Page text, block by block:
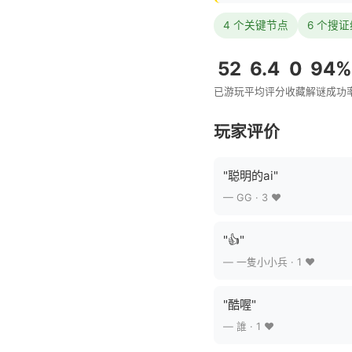
4 个关键节点 6 个搜证
52
已游玩
6.4
平均评分
0
收藏
94%
解谜成功
玩家评价
"聪明的ai"
— GG · 3 ❤️
"👍"
— 一隻小小兵 · 1 ❤️
"酷喔"
— 誰 · 1 ❤️